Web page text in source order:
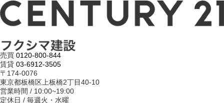
売買 0120-800-844
賃貸 03-6912-3505
〒174-0076
東京都板橋区上板橋2丁目40-10
営業時間 / 10:00~19:00
定休日 / 毎週火・水曜